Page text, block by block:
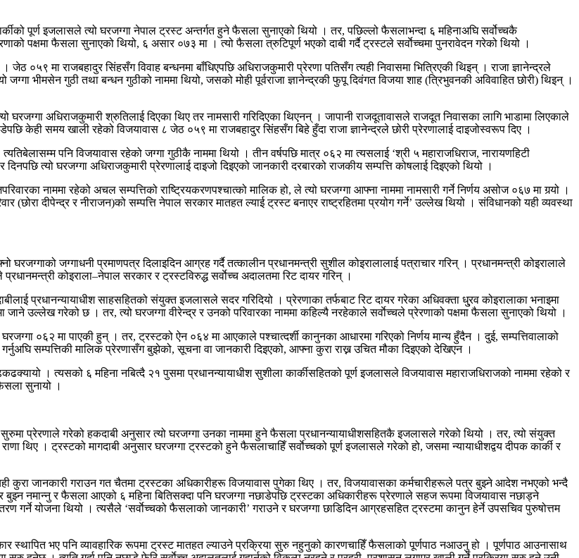
पूर्ण इजलासले त्यो घरजग्गा नेपाल ट्रस्ट अन्तर्गत हुने फैसला सुनाएको थियो । तर, पछिल्लो फैसलाभन्दा ६ महिनाअघि सर्वोच्चकै
पक्षमा फैसला सुनाएको थियो, ६ असार ०७३ मा । त्यो फैसला त्रुटिपूर्ण भएको दाबी गर्दै ट्रस्टले सर्वाेच्चमा पुनरावेदन गरेको थियो ।
जेठ ०५९ मा राजबहादुर सिंहसँग विवाह बन्धनमा बाँधिएपछि अधिराजकुमारी प्रेरणा पतिसँग त्यही निवासमा भित्रिएकी थिइन् । राजा ज्ञानेन्द्रले
भीमसेन गुठी तथा बन्धन गुठीको नाममा थियो, जसको मोही पूर्वराजा ज्ञानेन्द्रकी फुपू दिवंगत विजया शाह (त्रिभुवनकी अविवाहित छोरी) थिइन् ।
अधिराजकुमारी श्रुतिलाई दिएका थिए तर नामसारी गरिदिएका थिएनन् । जापानी राजदूतावासले राजदूत निवासका लागि भाडामा लिएकाले
केही समय खाली रहेको विजयावास ८ जेठ ०५९ मा राजबहादुर सिंहसँग बिहे हुँदा राजा ज्ञानेन्द्रले छोरी प्रेरणालाई दाइजोस्वरूप दिए ।
पनि विजयावास रहेको जग्गा गुठीकै नाममा थियो । तीन वर्षपछि मात्र ०६२ मा त्यसलाई ‘श्री ५ महाराजधिराज, नारायणहिटी
दिनपछि त्यो घरजग्गा अधिराजकुमारी प्रेरणालाई दाइजो दिइएको जानकारी दरबारको राजकीय सम्पत्ति कोषलाई दिइएको थियो ।
नाममा रहेको अचल सम्पत्तिको राष्ट्रियकरणपश्चात्को मालिक हो, ले त्यो घरजग्गा आफ्ना नाममा नामसारी गर्ने निर्णय असोज ०६७ मा गर्‍यो ।
(छोरा दीपेन्द्र र नीराजन)को सम्पत्ति नेपाल सरकार मातहत ल्याई ट्रस्ट बनाएर राष्ट्रहितमा प्रयोग गर्ने’ उल्लेख थियो । संविधानको यही व्यवस्था
जग्गाधनी प्रमाणपत्र दिलाइदिन आग्रह गर्दै तत्कालीन प्रधानमन्त्री सुशील कोइरालालाई पत्राचार गरिन् । प्रधानमन्त्री कोइरालाले
कोइराला–नेपाल सरकार र ट्रस्टविरुद्ध सर्वाेच्च अदालतमा रिट दायर गरिन् ।
प्रधानन्यायाधीश साहसहितको संयुक्त इजलासले सदर गरिदियो । प्रेरणाका तर्फबाट रिट दायर गरेका अधिवक्ता धु्रव कोइरालाका भनाइमा
जाने उल्लेख गरेको छ । तर, त्यो घरजग्गा वीरेन्द्र र उनको परिवारका नाममा कहिल्यै नरहेकाले सर्वाेच्चले प्रेरणाको पक्षमा फैसला सुनाएको थियो ।
०६२ मा पाएकी हुन् । तर, ट्रस्टको ऐन ०६४ मा आएकाले पश्चात्दर्शी कानुनका आधारमा गरिएको निर्णय मान्य हुँदैन । दुई, सम्पत्तिवालाको
सम्पत्तिकी मालिक प्रेरणासँग बुझेको, सूचना वा जानकारी दिइएको, आफ्ना कुरा राख्न उचित मौका दिइएको देखिएन ।
। त्यसको ६ महिना नबित्दै २१ पुसमा प्रधानन्यायाधीश सुशीला कार्कीसहितको पूर्ण इजलासले विजयावास महाराजधिराजको नाममा रहेको र
सुनायो ।
प्रेरणाले गरेको हकदाबी अनुसार त्यो घरजग्गा उनका नाममा हुने फैसला प्रधानन्यायाधीशसहितकै इजलासले गरेको थियो । तर, त्यो संयुक्त
थिए । ट्रस्टको मागदाबी अनुसार घरजग्गा ट्रस्टको हुने फैसलाचाहिँ सर्वाेच्चको पूर्ण इजलासले गरेको हो, जसमा न्यायाधीशद्वय दीपक कार्की र
जानकारी गराउन गत चैतमा ट्रस्टका अधिकारीहरू विजयावास पुगेका थिए । तर, विजयावासका कर्मचारीहरूले पत्र बुझ्ने आदेश नभएको भन्दै
नमान्नु र फैसला आएको ६ महिना बितिसक्दा पनि घरजग्गा नछाडेपछि ट्रस्टका अधिकारीहरू प्रेरणाले सहज रूपमा विजयावास नछाड्ने
गर्ने योजना थियो । त्यसैले ‘सर्वाेच्चको फैसलाको जानकारी’ गराउने र घरजग्गा छाडिदिन आग्रहसहित ट्रस्टमा कानुन हेर्ने उपसचिव पुरुषोत्तम
स्थापित भए पनि व्यावहारिक रूपमा ट्रस्ट मातहत ल्याउने प्रक्रिया सुरु नहुनुको कारणचाहिँ फैसलाको पूर्णपाठ नआउनु हो । पूर्णपाठ आउनासाथ